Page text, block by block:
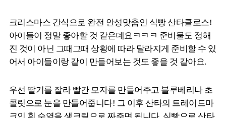
크리스마스 간식으로 완전 안성맞춤인 식빵 산타클로스!
아이들이 정말 좋아할 것 같은데요ㅋㅋㅋ 준비물도 정해
진 것이 아닌 그때그때 상황에 따라 달라지게 준비할 수 있
어서 아이들이랑 같이 만들어보는 것도 좋을 것 같아요.
우선 딸기를 잘라 빨간 모자를 만들어주고 블루베리나 초
콜릿으로 눈을 만들어줍니다! 그 이후 산타의 트레이드마